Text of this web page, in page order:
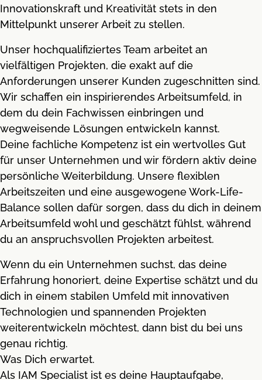
Innovationskraft und Kreativität stets in den
Mittelpunkt unserer Arbeit zu stellen.
Unser hochqualifiziertes Team arbeitet an
vielfältigen Projekten, die exakt auf die
Anforderungen unserer Kunden zugeschnitten sind.
Wir schaffen ein inspirierendes Arbeitsumfeld, in
dem du dein Fachwissen einbringen und
wegweisende Lösungen entwickeln kannst.
Deine fachliche Kompetenz ist ein wertvolles Gut
für unser Unternehmen und wir fördern aktiv deine
persönliche Weiterbildung. Unsere flexiblen
Arbeitszeiten und eine ausgewogene Work-Life-
Balance sollen dafür sorgen, dass du dich in deinem
Arbeitsumfeld wohl und geschätzt fühlst, während
du an anspruchsvollen Projekten arbeitest.
Wenn du ein Unternehmen suchst, das deine
Erfahrung honoriert, deine Expertise schätzt und du
dich in einem stabilen Umfeld mit innovativen
Technologien und spannenden Projekten
weiterentwickeln möchtest, dann bist du bei uns
genau richtig.
Was Dich erwartet.
Als IAM Specialist ist es deine Hauptaufgabe,